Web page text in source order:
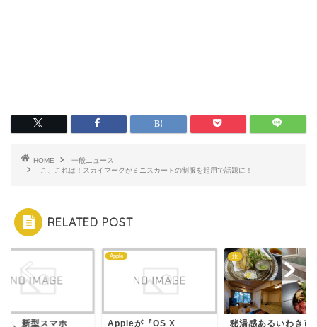
HOME
一般ニュース
こ、これは！スカイマークがミニスカートの制服を起用で話題に！
RELATED POST
ー、新型スマホ
Apple
Appleが『OS X
旅
秘湯感あるいわき市